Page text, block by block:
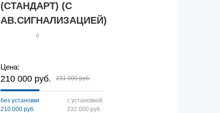
(СТАНДАРТ) (С
АВ.СИГНАЛИЗАЦИЕЙ)
6
Цена:
210 000 руб. 231 000 руб.
без установки
210 000 руб.
с установкой
232 000 руб.